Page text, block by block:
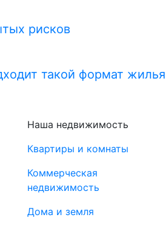
рисков
такой формат жилья
Наша недвижимость
Квартиры и комнаты
Коммерческая
недвижимость
Дома и земля